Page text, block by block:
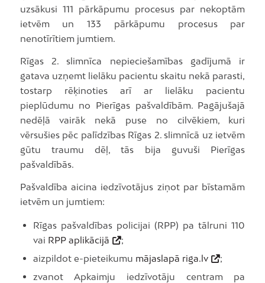
uzsākusi 111 pārkāpumu procesus par nekoptām
ietvēm un 133 pārkāpumu procesus par
nenotīrītiem jumtiem.
Rīgas 2. slimnīca nepieciešamības gadījumā ir
gatava uzņemt lielāku pacientu skaitu nekā parasti,
tostarp rēķinoties arī ar lielāku pacientu
pieplūdumu no Pierīgas pašvaldībām. Pagājušajā
nedēļā vairāk nekā puse no cilvēkiem, kuri
vērsušies pēc palīdzības Rīgas 2. slimnīcā uz ietvēm
gūtu traumu dēļ, tās bija guvuši Pierīgas
pašvaldībās.
Pašvaldība aicina iedzīvotājus ziņot par bīstamām
ietvēm un jumtiem:
Rīgas pašvaldības policijai (RPP) pa tālruni 110
vai RPP aplikācijā
;
aizpildot e-pieteikumu mājaslapā riga.lv
;
zvanot Apkaimju iedzīvotāju centram pa